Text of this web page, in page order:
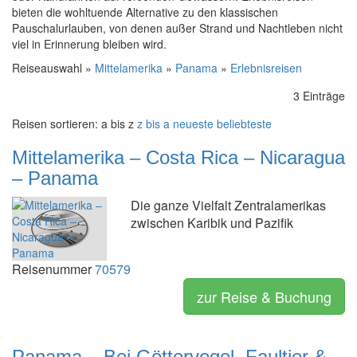
bieten die wohltuende Alternative zu den klassischen
Pauschalurlauben, von denen außer Strand und Nachtleben nicht
viel in Erinnerung bleiben wird.
Reiseauswahl » Mittelamerika » Panama » Erlebnisreisen
3 Einträge
Reisen sortieren: a bis z z bis a neueste beliebteste
Mittelamerika – Costa Rica – Nicaragua
– Panama
Die ganze Vielfalt Zentralamerikas
zwischen Karibik und Pazifik
Reisenummer70579
zur Reise & Buchung